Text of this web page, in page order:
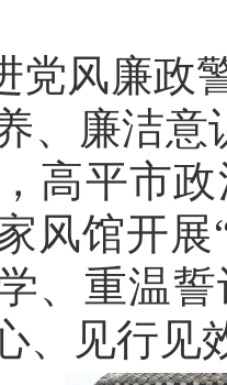
党风廉政
、廉洁
高平市
风馆开
、重温
、见行见